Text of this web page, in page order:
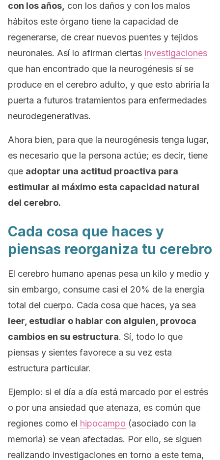
con los años, con los daños y con los malos
hábitos este órgano tiene la capacidad de
regenerarse, de crear nuevos puentes y tejidos
neuronales. Así lo afirman ciertas investigaciones
que han encontrado que la neurogénesis sí se
produce en el cerebro adulto, y que esto abriría la
puerta a futuros tratamientos para enfermedades
neurodegenerativas.
Ahora bien, para que la neurogénesis tenga lugar,
es necesario que la persona actúe; es decir, tiene
que adoptar una actitud proactiva para
estimular al máximo esta capacidad natural
del cerebro.
Cada cosa que haces y
piensas reorganiza tu cerebro
El cerebro humano apenas pesa un kilo y medio y
sin embargo, consume casi el 20% de la energía
total del cuerpo. Cada cosa que haces, ya sea
leer, estudiar o hablar con alguien, provoca
cambios en su estructura. Sí, todo lo que
piensas y sientes favorece a su vez esta
estructura particular.
Ejemplo: si el día a día está marcado por el estrés
o por una ansiedad que atenaza, es común que
regiones como el hipocampo (asociado con la
memoria) se vean afectadas. Por ello, se siguen
realizando investigaciones en torno a este tema,